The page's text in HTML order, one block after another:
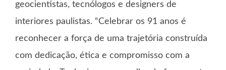
geocientistas, tecnólogos e designers de
interiores paulistas. “Celebrar os 91 anos é
reconhecer a força de uma trajetória construída
com dedicação, ética e compromisso com a